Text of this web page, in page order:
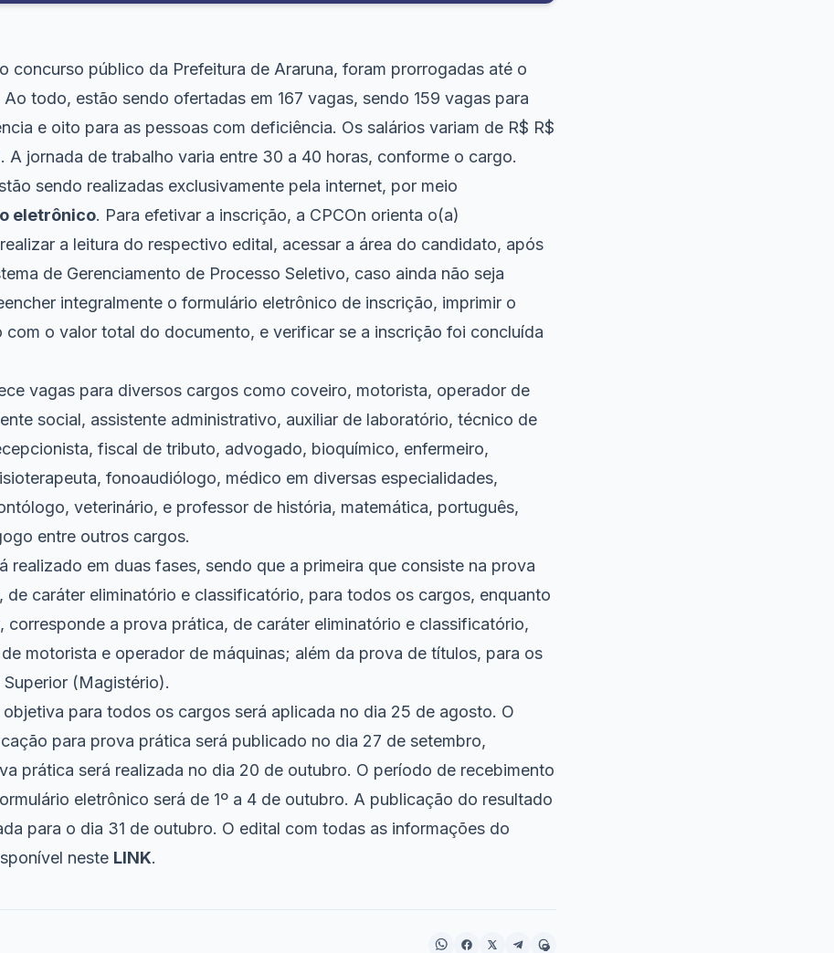
concurso público da Prefeitura de Araruna, foram prorrogadas até o
todo, estão sendo ofertadas em 167 vagas, sendo 159 vagas para
e oito para as pessoas com deficiência. Os salários variam de R$ R$
A jornada de trabalho varia entre 30 a 40 horas, conforme o cargo.
sendo realizadas exclusivamente pela internet, por meio
eletrônico. Para efetivar a inscrição, a CPCOn orienta o(a)
a leitura do respectivo edital, acessar a área do candidato, após
de Gerenciamento de Processo Seletivo, caso ainda não seja
integralmente o formulário eletrônico de inscrição, imprimir o
com o valor total do documento, e verificar se a inscrição foi concluída
vagas para diversos cargos como coveiro, motorista, operador de
social, assistente administrativo, auxiliar de laboratório, técnico de
fiscal de tributo, advogado, bioquímico, enfermeiro,
fonoaudiólogo, médico em diversas especialidades,
veterinário, e professor de história, matemática, português,
entre outros cargos.
realizado em duas fases, sendo que a primeira que consiste na prova
de caráter eliminatório e classificatório, para todos os cargos, enquanto
corresponde a prova prática, de caráter eliminatório e classificatório,
motorista e operador de máquinas; além da prova de títulos, para os
(Magistério).
para todos os cargos será aplicada no dia 25 de agosto. O
para prova prática será publicado no dia 27 de setembro,
prática será realizada no dia 20 de outubro. O período de recebimento
eletrônico será de 1º a 4 de outubro. A publicação do resultado
para o dia 31 de outubro. O edital com todas as informações do
neste LINK.